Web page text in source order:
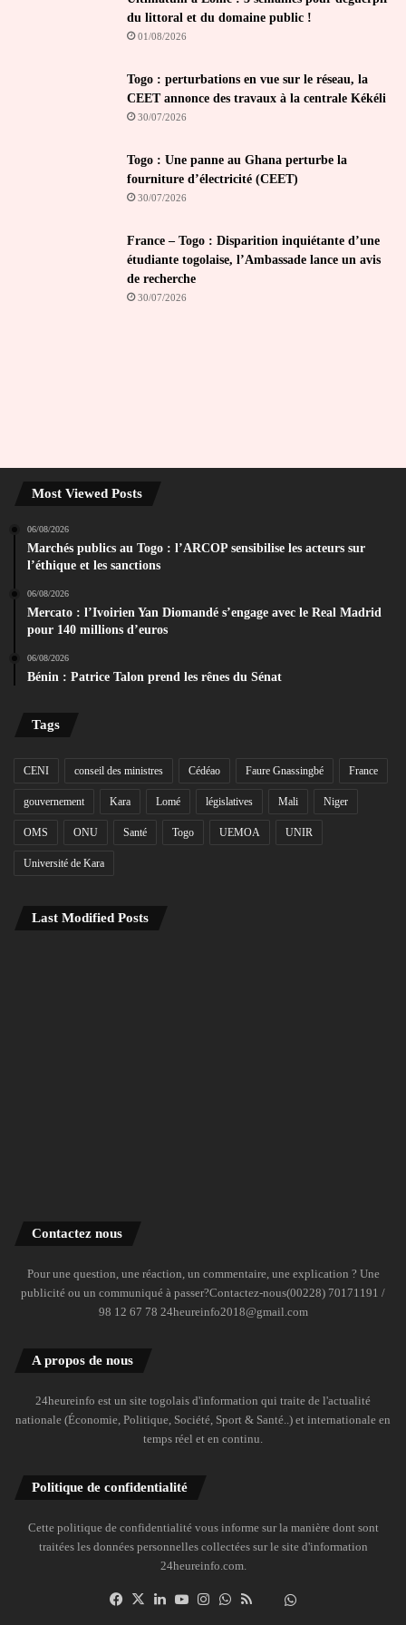
du littoral et du domaine public !
01/08/2026
Togo : perturbations en vue sur le réseau, la
CEET annonce des travaux à la centrale Kékéli
30/07/2026
Togo : Une panne au Ghana perturbe la
fourniture d’électricité (CEET)
30/07/2026
France – Togo : Disparition inquiétante d’une
étudiante togolaise, l’Ambassade lance un avis
de recherche
30/07/2026
Most Viewed Posts
06/08/2026
Marchés publics au Togo : l’ARCOP sensibilise les acteurs sur
l’éthique et les sanctions
06/08/2026
Mercato : l’Ivoirien Yan Diomandé s’engage avec le Real Madrid
pour 140 millions d’euros
06/08/2026
Bénin : Patrice Talon prend les rênes du Sénat
Tags
CENI conseil des ministres Cédéao Faure Gnassingbé France
gouvernement Kara Lomé législatives Mali Niger
OMS ONU Santé Togo UEMOA UNIR
Université de Kara
Last Modified Posts
Contactez nous
Pour une question, une réaction, un commentaire, une explication ? Une
publicité ou un communiqué à passer?Contactez-nous(00228) 70171191 /
98 12 67 78 24heureinfo2018@gmail.com
A propos de nous
24heureinfo est un site togolais d'information qui traite de l'actualité
nationale (Économie, Politique, Société, Sport & Santé..) et internationale en
temps réel et en continu.
Politique de confidentialité
Cette politique de confidentialité vous informe sur la manière dont sont
traitées les données personnelles collectées sur le site d'information
24heureinfo.com.
Facebook
X LinkedinYouTubeInstagramWhatsAppDailymotion